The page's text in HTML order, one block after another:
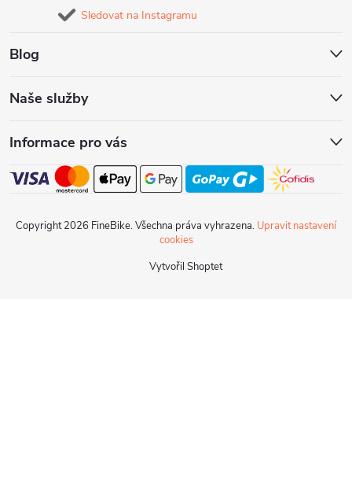
Sledovat na Instagramu
Blog
Naše služby
Informace pro vás
Vytvořil Shoptet
Copyright 2026 FineBike. Všechna práva vyhrazena. Upravit nastavení
cookies